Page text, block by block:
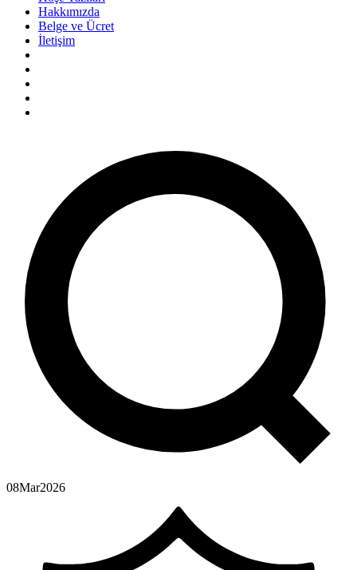
Hakkımızda
Belge ve Ücret
İletişim
08Mar2026